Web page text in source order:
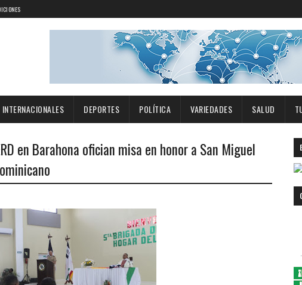
INTERNACIONALES DEPORTES POLÍTICA VARIEDADES SALUD
en Barahona ofician misa en honor a San Miguel